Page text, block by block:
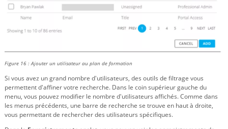
Figure 16 : Ajouter un utilisateur au plan de formation
Si vous avez un grand nombre d'utilisateurs, des outils de filtrage vous
permettent d'affiner votre recherche. Dans le coin supérieur gauche du
menu, vous pouvez modifier le nombre d'utilisateurs affichés. Comme dans
les menus précédents, une barre de recherche se trouve en haut à droite,
vous permettant de rechercher des utilisateurs spécifiques.